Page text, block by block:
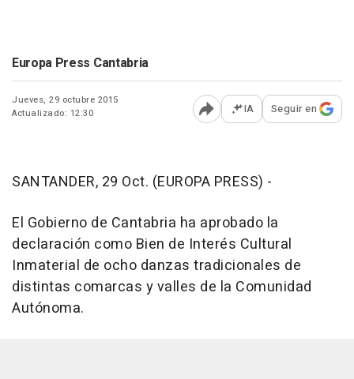
Europa Press Cantabria
Jueves, 29 octubre 2015
Actualizado: 12:30
Abrir opciones para
IA Seguir en
SANTANDER, 29 Oct. (EUROPA PRESS) -
El Gobierno de Cantabria ha aprobado la
declaración como Bien de Interés Cultural
Inmaterial de ocho danzas tradicionales de
distintas comarcas y valles de la Comunidad
Autónoma.